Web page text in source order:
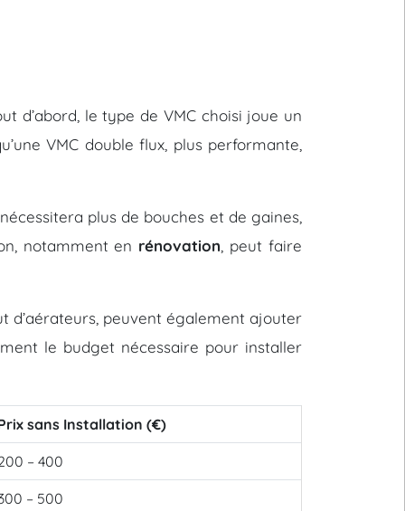
d’abord, le type de VMC choisi joue un
VMC double flux, plus performante,
plus de bouches et de gaines,
notamment en rénovation , peut faire
d’aérateurs, peuvent également ajouter
le budget nécessaire pour installer
sans Installation (€)
– 400
– 500